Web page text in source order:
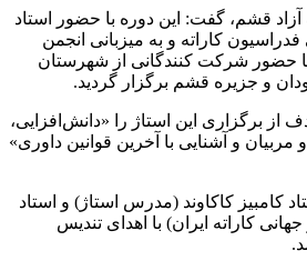
قشم، گفت: این دوره با حضور استاد
فدراسیون کاراته و به میزبانی انجمن
حضور شرکت کنندگانی از شهرستان
و جزیره قشم برگزار گردید.
از برگزاری این استاژ را «دانش‌افزایی،
و آشنایی با آخرین قوانین داوری»
کامبیز کاکاوند (مدرس استاژ) و استاد
کاراته ایران) با اهدای تندیس